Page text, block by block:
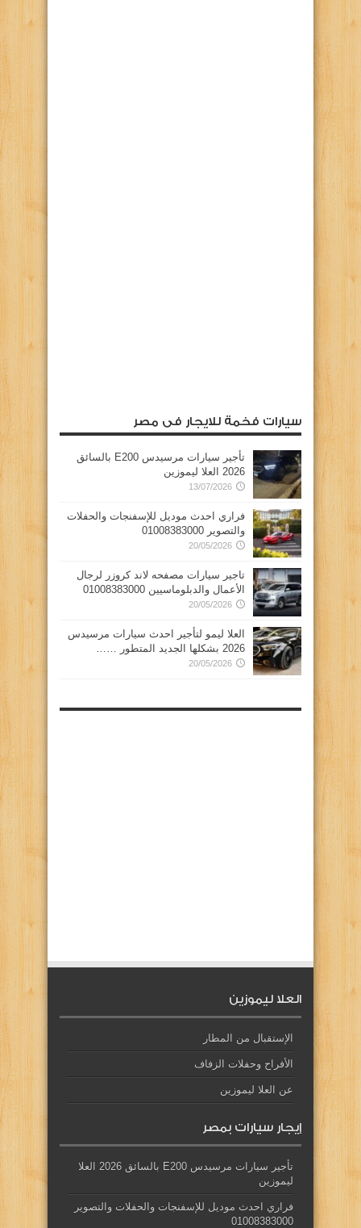
سيارات فخمة للايجار فى مصر
تأجير سيارات مرسيدس E200 بالسائق
2026 العلا ليموزين
13/07/2026
فراري احدث موديل للإسفنجات والحفلات
والتصوير 01008383000
20/05/2026
تاجير سيارات مصفحه لاند كروزر لرجال
الأعمال والدبلوماسيين 01008383000
20/05/2026
العلا ليمو لتأجير احدث سيارات مرسيدس
2026 بشكلها الجديد المتطور ……
20/05/2026
العلا ليموزين
الإستقبال من المطار
الأفراح وحفلات الزفاف
عن العلا ليموزين
إيجار سيارات بمصر
تأجير سيارات مرسيدس E200 بالسائق 2026 العلا
ليموزين
فراري احدث موديل للإسفنجات والحفلات والتصوير
01008383000